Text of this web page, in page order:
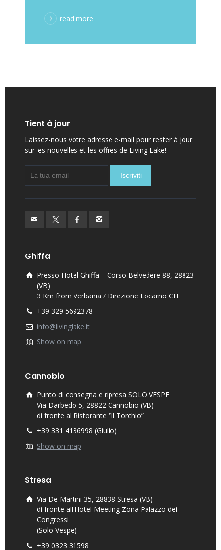
read more
Tient à jour
Laissez-nous votre adresse e-mail pour rester à jour
sur les nouvelles et les offres de Living Lake!
Ghiffa
Presso Hotel Ghiffa – Corso Belvedere 88, 28823
(VB)
3 Km from Verbania / Direzione Locarno CH
+39 329 5692378
info@livinglake.it
Show on map
Cannobio
Punto di consegna e ripresa SOLO VESPE
Via Darbedo 5, 28822 Cannobio (VB)
di fronte al Ristorante “Il Torchio”
+39 331 4136998 (Giulio)
Show on map
Stresa
Via De Martini 35, 28838 Stresa (VB)
di fronte all'Hotel Meeting Zona Palazzo dei
Congressi
(Solo Vespe)
+39 0323 31598